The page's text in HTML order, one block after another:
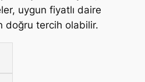
uygun fiyatlı daire
doğru tercih olabilir.